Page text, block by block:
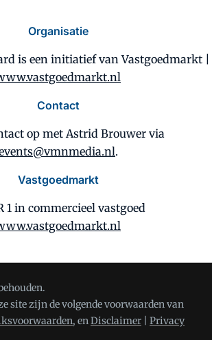
Organisatie
is een initiatief van Vastgoedmarkt |
Contact
op met Astrid Brouwer via
.
Vastgoedmarkt
1 in commercieel vastgoed
site zijn de volgende voorwaarden van
enDisclaimer
Privacy